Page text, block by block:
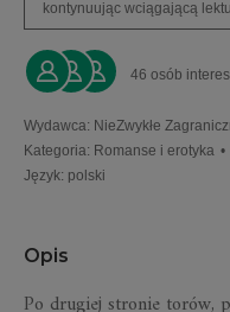
kontynuując wciągającą
46 osób
Wydawca: NieZwykłe
Kategoria: Romanse i erotyka •
Język: polski
Opis
Po drugiej stronie torów,